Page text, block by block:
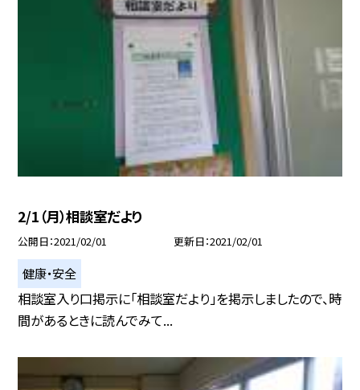
2/1（月）相談室だより
公開日 2021/02/01 更新日 2021/02/01
健康・安全
相談室入り口掲示に「相談室だより」を掲示しましたので、時
間があるときに読んでみて...